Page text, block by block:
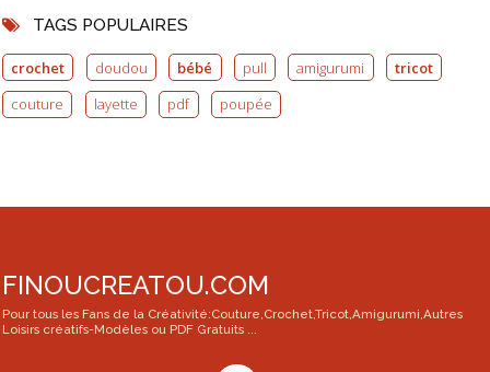
TAGS POPULAIRES
crochet doudou bébé pull amigurumi
tricot
couture
layette pdf poupée
FINOUCREATOU.COM
Pour tous les Fans de la Créativité:Couture,Crochet,Tricot,Amigurumi,Autres
Loisirs créatifs-Modèles ou PDF Gratuits ...